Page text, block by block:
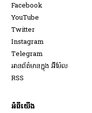
Facebook
YouTube
Twitter
Instagram
Telegram
អានព័ត៌មានក្នុង អ៊ីម៉ែល
RSS
អំពីយើង